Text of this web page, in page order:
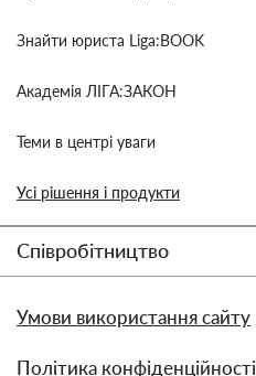
Знайти юриста Liga:BOOK
Академія ЛІГА:ЗАКОН
Теми в центрі уваги
Усі рішення і продукти
Співробітництво
Умови використання сайту
Політика конфіденційності